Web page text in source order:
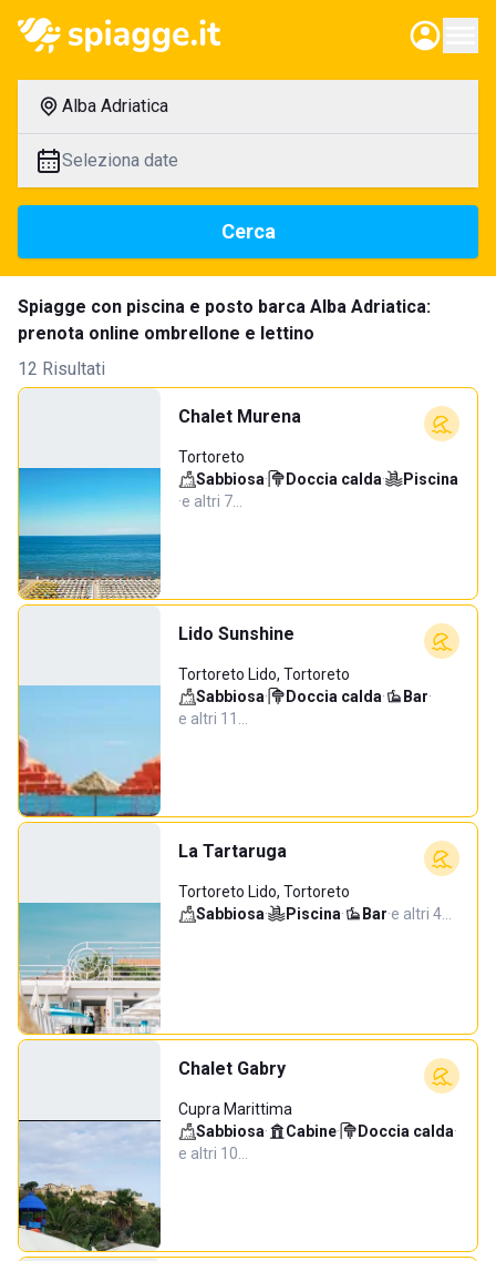
Alba Adriatica
Seleziona date
Cerca
Spiagge con piscina e posto barca Alba Adriatica:
prenota online ombrellone e lettino
12 Risultati
Chalet Murena
Tortoreto
Sabbiosa· Doccia calda·
Piscina
·e altri 7…
Lido Sunshine
Tortoreto Lido, Tortoreto
Sabbiosa· Doccia calda· Bar·
e altri 11…
La Tartaruga
Tortoreto Lido, Tortoreto
Sabbiosa· Piscina· Bar·e altri 4…
Chalet Gabry
Cupra Marittima
Sabbiosa· Cabine· Doccia calda·
e altri 10…